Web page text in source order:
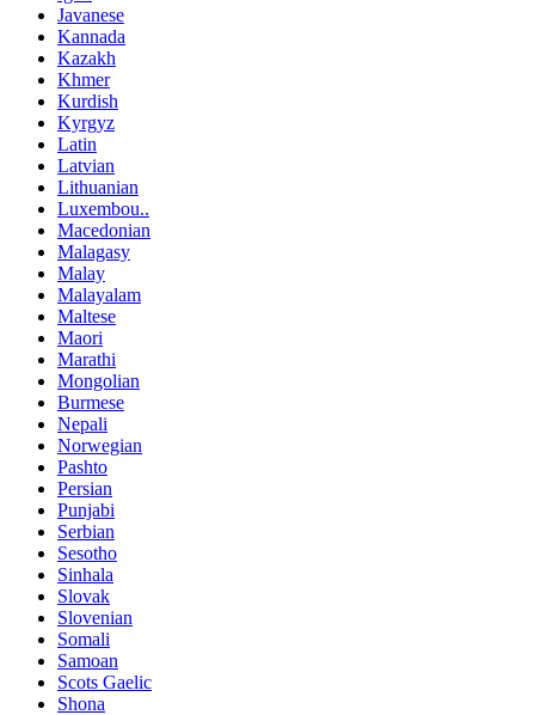
Javanese
Kannada
Kazakh
Khmer
Kurdish
Kyrgyz
Latin
Latvian
Lithuanian
Luxembou..
Macedonian
Malagasy
Malay
Malayalam
Maltese
Maori
Marathi
Mongolian
Burmese
Nepali
Norwegian
Pashto
Persian
Punjabi
Serbian
Sesotho
Sinhala
Slovak
Slovenian
Somali
Samoan
Scots Gaelic
Shona